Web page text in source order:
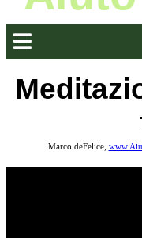
Marco deFelice,